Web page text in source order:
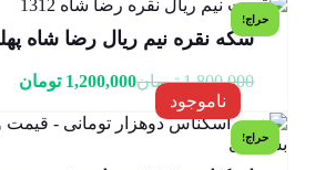
حراج!
ناموجود
سکه نقره نیم ریال رضا شاه پهلوی
1,800,000 تومان1,200,000 تومان
حراج!